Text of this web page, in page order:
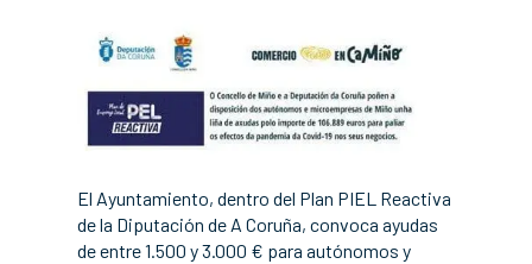
El Ayuntamiento, dentro del Plan PIEL Reactiva
de la Diputación de A Coruña, convoca ayudas
de entre 1.500 y 3.000 € para autónomos y